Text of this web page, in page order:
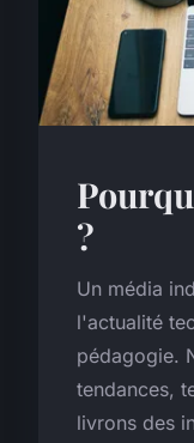
?
Un média
l'actualité
pédagogie.
tendances,
livrons des